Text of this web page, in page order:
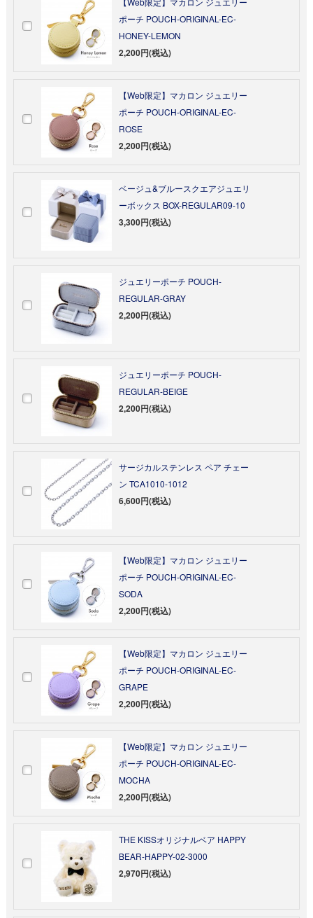
ポーチ POUCH-ORIGINAL-EC-
HONEY-LEMON
2,200円(税込)
【Web限定】マカロン ジュエリー
ポーチ POUCH-ORIGINAL-EC-
ROSE
2,200円(税込)
ベージュ&ブルースクエアジュエリ
ーボックス BOX-REGULAR09-10
3,300円(税込)
ジュエリーポーチ POUCH-
REGULAR-GRAY
2,200円(税込)
ジュエリーポーチ POUCH-
REGULAR-BEIGE
2,200円(税込)
サージカルステンレス ペア チェー
ン TCA1010-1012
6,600円(税込)
【Web限定】マカロン ジュエリー
ポーチ POUCH-ORIGINAL-EC-
SODA
2,200円(税込)
【Web限定】マカロン ジュエリー
ポーチ POUCH-ORIGINAL-EC-
GRAPE
2,200円(税込)
【Web限定】マカロン ジュエリー
ポーチ POUCH-ORIGINAL-EC-
MOCHA
2,200円(税込)
THE KISSオリジナルベア HAPPY
BEAR-HAPPY-02-3000
2,970円(税込)